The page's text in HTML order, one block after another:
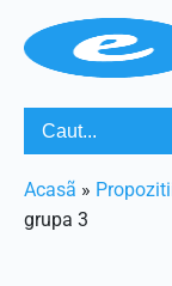
Acasã »
grupa 3